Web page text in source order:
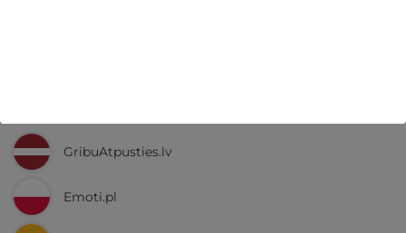
GribuAtpusties.lv
Emoti.pl